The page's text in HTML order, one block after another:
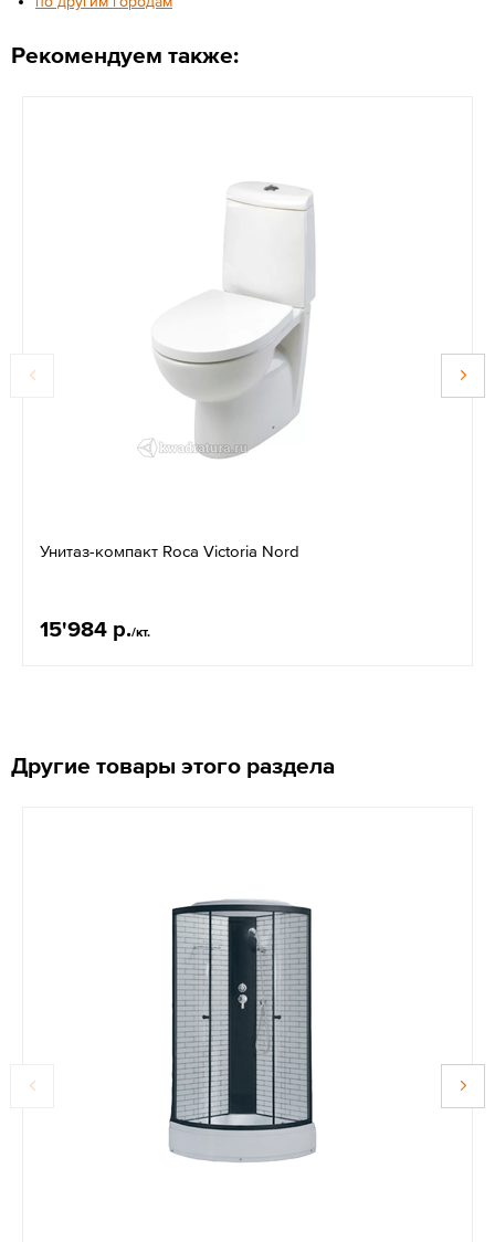
Рекомендуем также:
Унитаз-компакт Roсa Victoria Nord
15'984 р./кт.
Другие товары этого раздела